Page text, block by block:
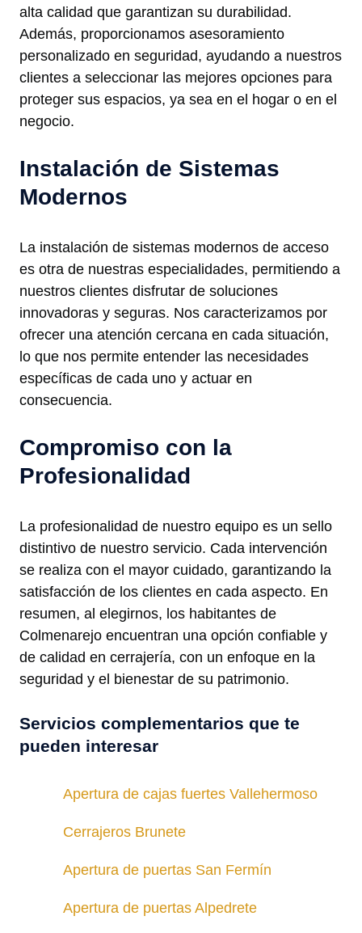
alta calidad que garantizan su durabilidad.
Además, proporcionamos asesoramiento
personalizado en seguridad, ayudando a nuestros
clientes a seleccionar las mejores opciones para
proteger sus espacios, ya sea en el hogar o en el
negocio.
Instalación de Sistemas
Modernos
La instalación de sistemas modernos de acceso
es otra de nuestras especialidades, permitiendo a
nuestros clientes disfrutar de soluciones
innovadoras y seguras. Nos caracterizamos por
ofrecer una atención cercana en cada situación,
lo que nos permite entender las necesidades
específicas de cada uno y actuar en
consecuencia.
Compromiso con la
Profesionalidad
La profesionalidad de nuestro equipo es un sello
distintivo de nuestro servicio. Cada intervención
se realiza con el mayor cuidado, garantizando la
satisfacción de los clientes en cada aspecto. En
resumen, al elegirnos, los habitantes de
Colmenarejo encuentran una opción confiable y
de calidad en cerrajería, con un enfoque en la
seguridad y el bienestar de su patrimonio.
Servicios complementarios que te
pueden interesar
Apertura de cajas fuertes Vallehermoso
Cerrajeros Brunete
Apertura de puertas San Fermín
Apertura de puertas Alpedrete